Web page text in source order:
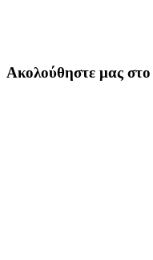
Ακολούθηστε μας